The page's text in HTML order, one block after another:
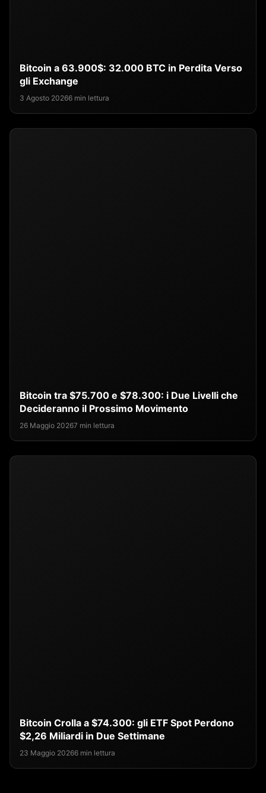
Bitcoin a 63.900$: 32.000 BTC in Perdita Verso
gli Exchange
3 Agosto 20266 min lettura
Bitcoin tra $75.700 e $78.300: i Due Livelli che
Decideranno il Prossimo Movimento
26 Maggio 20267 min lettura
Bitcoin Crolla a $74.300: gli ETF Spot Perdono
$2,26 Miliardi in Due Settimane
23 Maggio 20266 min lettura